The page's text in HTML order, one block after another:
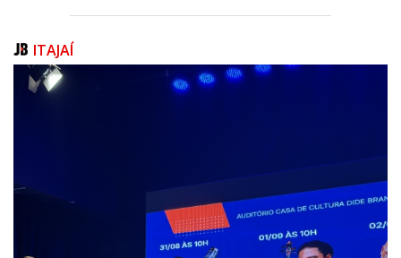
Combinando cultura, música, gastronomia e lazer, o Santa Catarina
comemorações do aniversário de Itajaí.
Programação:
Sexta-feira 13 de junho 17h às 00h
- Black Tainha e Incandescente
Sábado 14 de junho 15h às 00h
- Escola de música Musicalize Itajaí, Yellowbox, Highline e S.A
ITAJAÍ